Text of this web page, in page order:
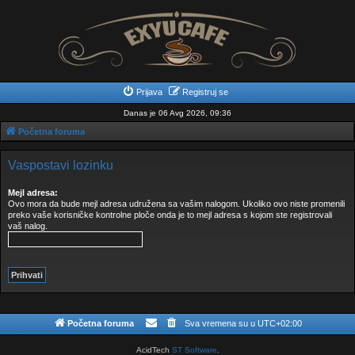
Prijava Registruj se
Danas je 06 Avg 2026, 09:36
Početna foruma
Vaspostavi lozinku
Mejl adresa:
Ovo mora da bude mejl adresa udružena sa vašim nalogom. Ukoliko ovo niste promenili
preko vaše korisničke kontrolne ploče onda je to mejl adresa s kojom ste registrovali
vaš nalog.
Početna foruma Sva vremena su u UTC+02:00
AcidTech ST Software